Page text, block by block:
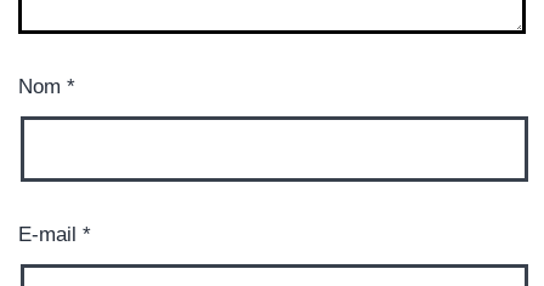
Nom *
E-mail *